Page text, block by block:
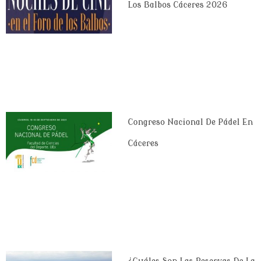
Los Balbos Cáceres 2026
Congreso Nacional De Pádel En
Cáceres